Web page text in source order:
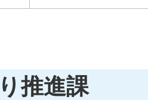
推進課